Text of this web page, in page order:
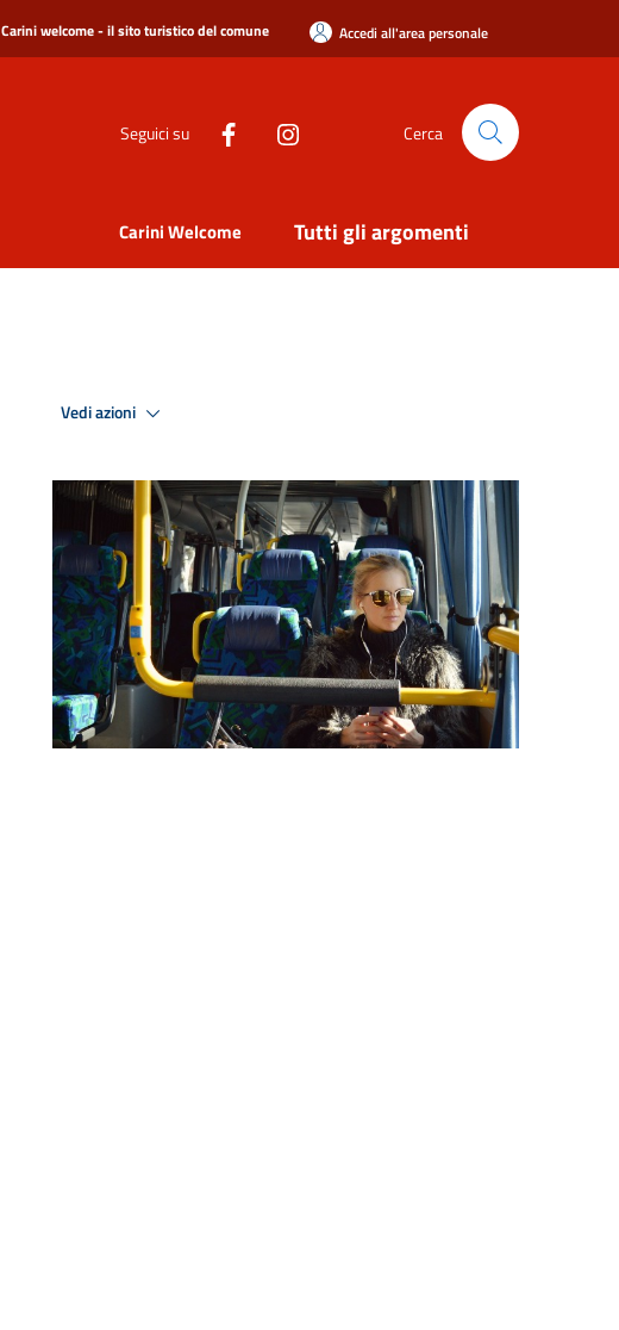
Carini welcome - il sito turistico del comune Accedi all'area personale
Seguici su Cerca
Carini Welcome Tutti gli argomenti
Vedi azioni